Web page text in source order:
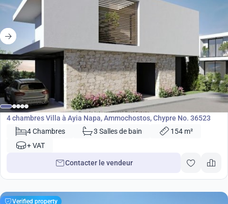
€615 000
Villa
4 chambres Villa à Ayia Napa, Ammochostos, Chypre No. 36523
4 Chambres
3 Salles de bain
154 m²
+ VAT
Contacter le vendeur
Verified property